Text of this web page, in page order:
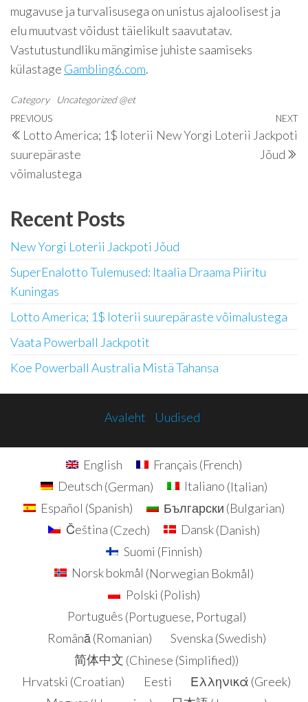
mugavuse ja turvalisusega on unistus ajaloolisest ja
elu muutvast võidust täielikult saavutatav.
Vastutustundliku mängimise juhiste saamiseks
külastage Gambling6.com.
Category Uncategorized @et
Navigeerimine
Previous
Post
PREVIOUS
Lotto America; 1$ loterii
suurepäraste
võimalustega
NEXT
New Yorgi Loterii Jackpoti
Jõud
Recent Posts
New Yorgi Loterii Jackpoti Jõud
SuperEnalotto Tulemused: Itaalia Draama Piiritu
Kuningas
Lotto America; 1$ loterii suurepäraste võimalustega
Vaata Powerball Jackpotit
Koe Powerball Australia Mistä Tahansa
Avaleht Uudised
English Français (French)
Deutsch (German) Italiano (Italian)
Español (Spanish) Български (Bulgarian)
Čeština (Czech) Dansk(Danish)
Suomi (Finnish)
Norsk bokmål (Norwegian Bokmål)
Polski (Polish)
Português (Portuguese, Portugal)
Română(Romanian) Svenska (Swedish)
简体中文 (Chinese (Simplified))
Hrvatski (Croatian) Eesti Ελληνικά (Greek)